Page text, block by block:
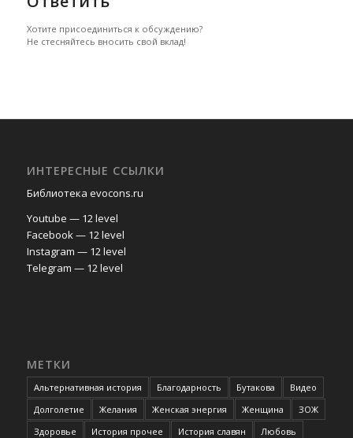
Хотите присоединиться к обсуждению?
Не стесняйтесь вносить свой вклад!
ИНТЕРЕСНЫЕ ССЫЛКИ
Библиотека evocons.ru
Youtube — 12 level
Facebook — 12 level
Instagram — 12 level
Telegram — 12 level
МЕТКИ
Альтернативная история Благодарность Бутакова
Видео
Долголетие
Желания Женская энергия Женщина
ЗОЖ
Здоровье
История прочее История славян Любовь